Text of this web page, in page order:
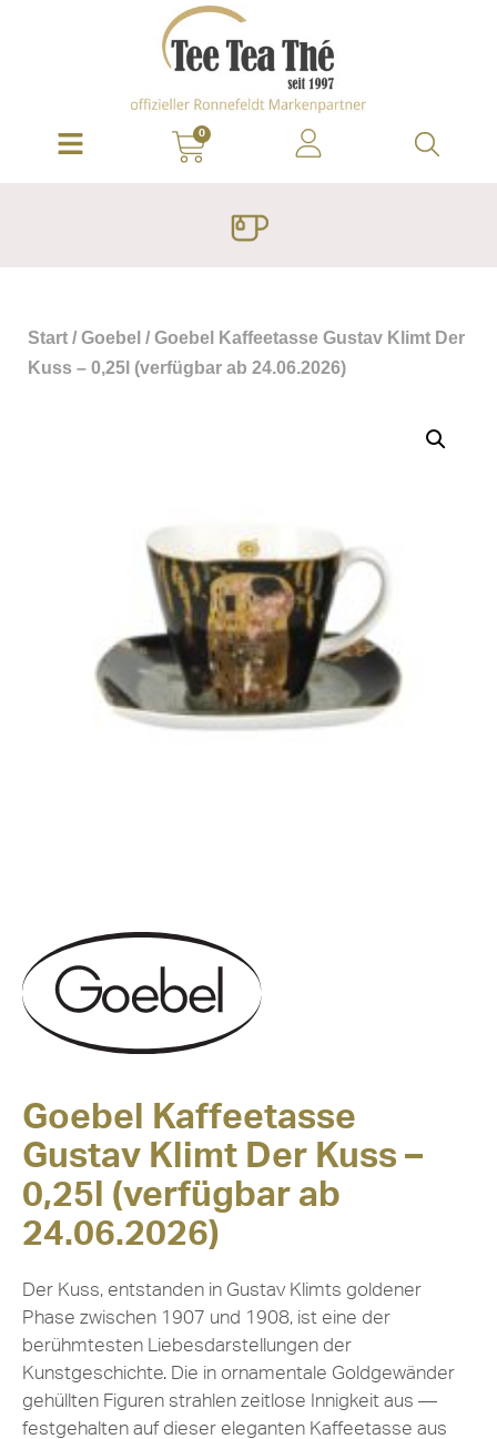
0
Start / Goebel / Goebel Kaffeetasse Gustav Klimt Der
Kuss – 0,25l (verfügbar ab 24.06.2026)
Goebel Kaffeetasse
Gustav Klimt Der Kuss –
0,25l (verfügbar ab
24.06.2026)
Der Kuss, entstanden in Gustav Klimts goldener
Phase zwischen 1907 und 1908, ist eine der
berühmtesten Liebesdarstellungen der
Kunstgeschichte. Die in ornamentale Goldgewänder
gehüllten Figuren strahlen zeitlose Innigkeit aus —
festgehalten auf dieser eleganten Kaffeetasse aus